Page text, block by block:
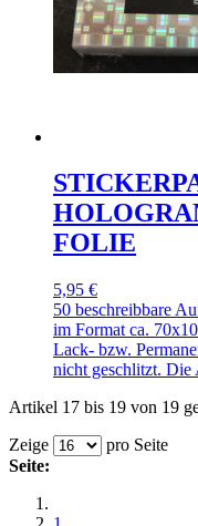
FOLIE
5,95 €
50 beschreibbare
im Format ca.
Lack- bzw.
nicht geschlitzt. Die
Artikel 17 bis 19 von 19
Zeige
pro Seite
Seite: